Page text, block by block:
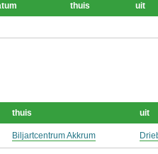
thuis uit
thuis uit
Biljartcentrum Akkrum